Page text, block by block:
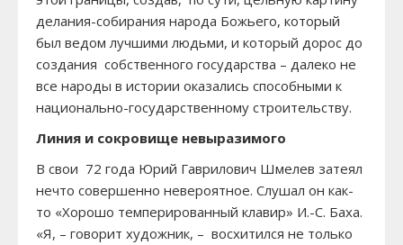
делания-собирания народа Божьего, который
был ведом лучшими людьми, и который дорос до
создания собственного государства – далеко не
все народы в истории оказались способными к
национально-государственному строительству.
Линия и сокровище невыразимого
В свои 72 года Юрий Гаврилович Шмелев затеял
нечто совершенно невероятное. Слушал он как-
то «Хорошо темперированный клавир» И.-С. Баха.
«Я, – говорит художник, – восхитился не только